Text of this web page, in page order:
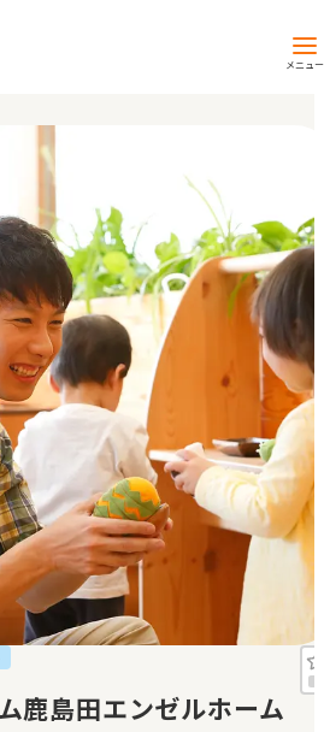
メニュー
鹿島田エンゼルホーム